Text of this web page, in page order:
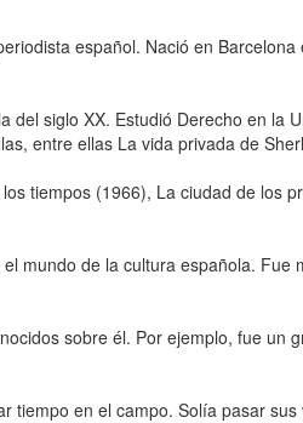
español. Nació en
siglo XX. Estudió Derecho en la
entre ellas La vida privada de
tiempos (1966), La ciudad de los
mundo de la cultura española.
sobre él. Por ejemplo, fue un
en el campo. Solía pasar